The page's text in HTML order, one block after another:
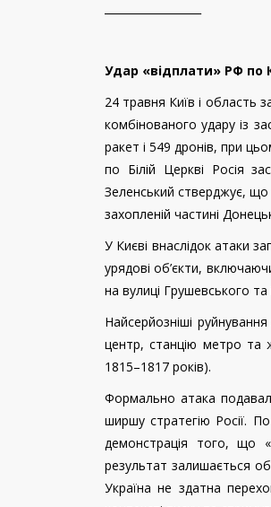
Удар «відплати» РФ по
24 травня Київ і область
комбінованого удару із
ракет і 549 дронів, при
по Білій Церкві Росія
Зеленський стверджує,
захопленій частині
У Києві внаслідок атаки
урядові об’єкти,
на вулиці Грушевського та
Найсерйозніші
центр, станцію метро та
1815–1817 років).
Формально атака
ширшу стратегію Росії.
демонстрація того, що
результат залишається
Україна не здатна